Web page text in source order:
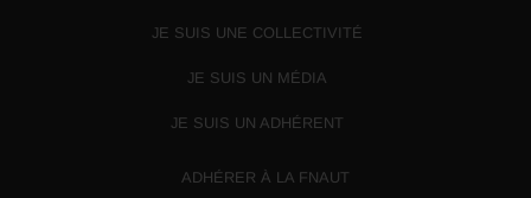
JE SUIS UNE COLLECTIVITÉ
JE SUIS UN MÉDIA
JE SUIS UN ADHÉRENT
ADHÉRER À LA FNAUT